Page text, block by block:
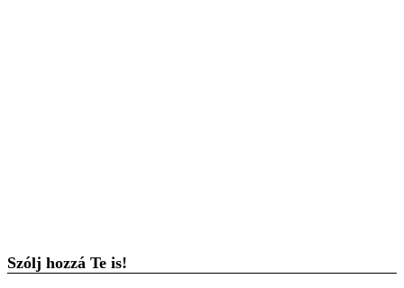
Szólj hozzá Te is!